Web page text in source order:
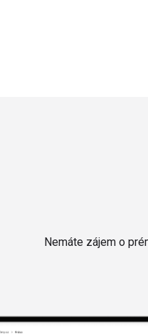
Nemáte zájem o